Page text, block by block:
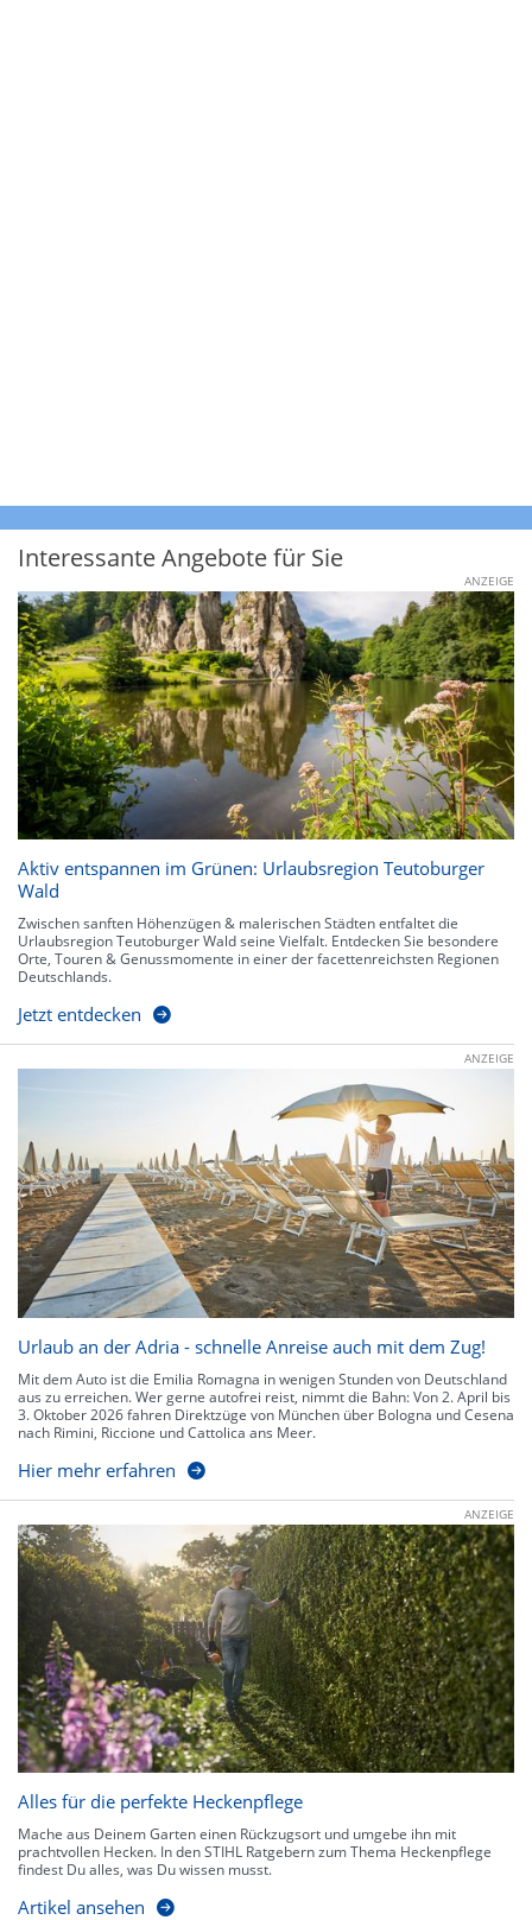
Interessante Angebote für Sie
ANZEIGE
Aktiv entspannen im Grünen: Urlaubsregion Teutoburger
Wald
Zwischen sanften Höhenzügen & malerischen Städten entfaltet die
Urlaubsregion Teutoburger Wald seine Vielfalt. Entdecken Sie besondere
Orte, Touren & Genussmomente in einer der facettenreichsten Regionen
Deutschlands.
Jetzt entdecken
ANZEIGE
Urlaub an der Adria - schnelle Anreise auch mit dem Zug!
Mit dem Auto ist die Emilia Romagna in wenigen Stunden von Deutschland
aus zu erreichen. Wer gerne autofrei reist, nimmt die Bahn: Von 2. April bis
3. Oktober 2026 fahren Direktzüge von München über Bologna und Cesena
nach Rimini, Riccione und Cattolica ans Meer.
Hier mehr erfahren
ANZEIGE
Alles für die perfekte Heckenpflege
Mache aus Deinem Garten einen Rückzugsort und umgebe ihn mit
prachtvollen Hecken. In den STIHL Ratgebern zum Thema Heckenpflege
findest Du alles, was Du wissen musst.
Artikel ansehen